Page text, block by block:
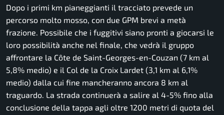
Dopo i primi km pianeggianti il tracciato prevede un
percorso molto mosso, con due GPM brevi a metà
frazione. Possibile che i fuggitivi siano pronti a giocarsi le
loro possibilità anche nel finale, che vedrà il gruppo
affrontare la Côte de Saint-Georges-en-Couzan (7 km al
5,8% medio) e il Col de la Croix Lardet (3,1 km al 6,1%
medio) dalla cui fine mancheranno ancora 8 km al
traguardo. La strada continuerà a salire al 4-5% fino alla
conclusione della tappa agli oltre 1200 metri di quota del